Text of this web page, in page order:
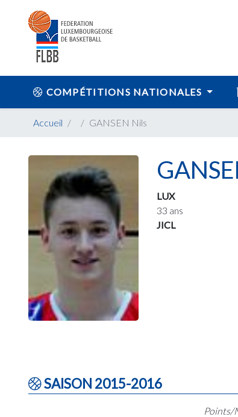
COMPÉTITIONS NATIONALES
Accueil GANSEN Nils
LUX
33 ans
JICL
SAISON 2015-2016
Points/